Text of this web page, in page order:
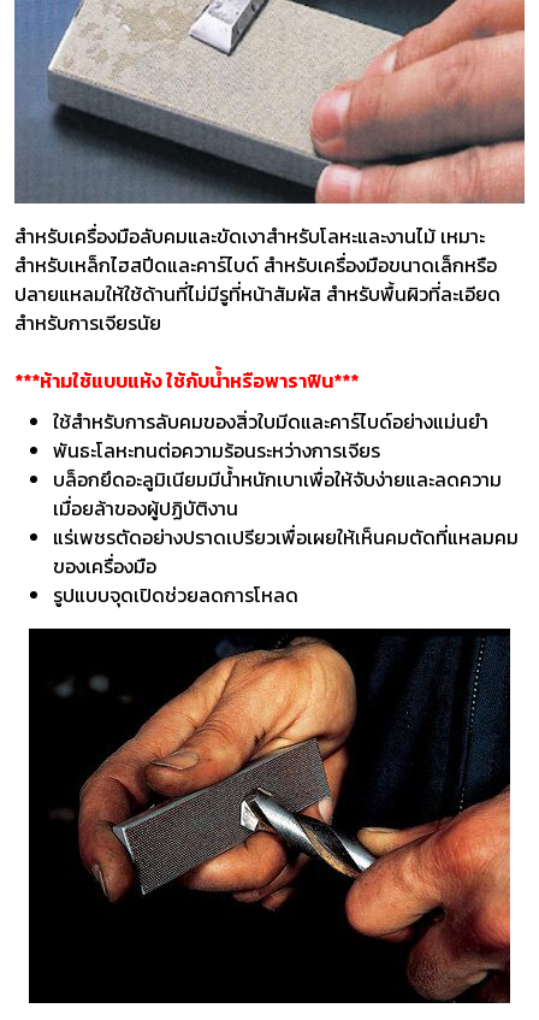
สำหรับเครื่องมือลับคมและขัดเงาสำหรับโลหะและงานไม้ เหมาะ
สำหรับเหล็กไฮสปีดและคาร์ไบด์ สำหรับเครื่องมือขนาดเล็กหรือ
ปลายแหลมให้ใช้ด้านที่ไม่มีรูที่หน้าสัมผัส สำหรับพื้นผิวที่ละเอียด
สำหรับการเจียรนัย
***ห้ามใช้แบบแห้ง ใช้กับน้ำหรือพาราฟิน***
ใช้สำหรับการลับคมของสิ่วใบมีดและคาร์ไบด์อย่างแม่นยำ
พันธะโลหะทนต่อความร้อนระหว่างการเจียร
บล็อกยึดอะลูมิเนียมมีน้ำหนักเบาเพื่อให้จับง่ายและลดความ
เมื่อยล้าของผู้ปฏิบัติงาน
แร่เพชรตัดอย่างปราดเปรียวเพื่อเผยให้เห็นคมตัดที่แหลมคม
ของเครื่องมือ
รูปแบบจุดเปิดช่วยลดการโหลด